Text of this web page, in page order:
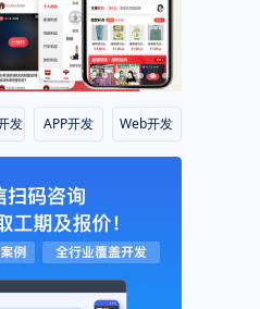
发 APP开发 Web开发